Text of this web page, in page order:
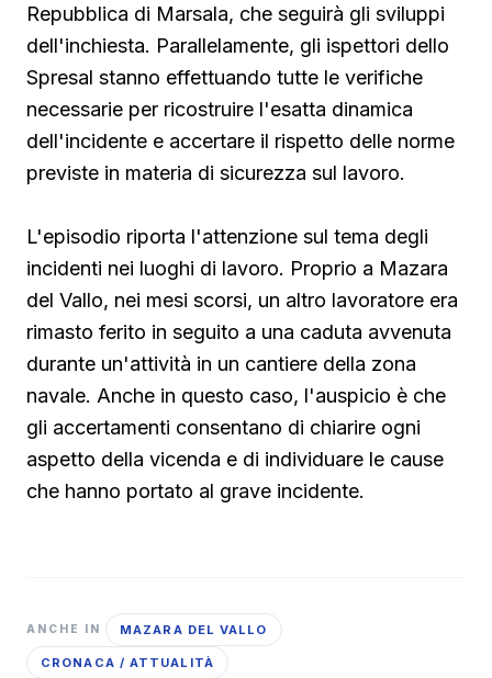
Repubblica di Marsala, che seguirà gli sviluppi
dell'inchiesta. Parallelamente, gli ispettori dello
Spresal stanno effettuando tutte le verifiche
necessarie per ricostruire l'esatta dinamica
dell'incidente e accertare il rispetto delle norme
previste in materia di sicurezza sul lavoro.
L'episodio riporta l'attenzione sul tema degli
incidenti nei luoghi di lavoro. Proprio a Mazara
del Vallo, nei mesi scorsi, un altro lavoratore era
rimasto ferito in seguito a una caduta avvenuta
durante un'attività in un cantiere della zona
navale. Anche in questo caso, l'auspicio è che
gli accertamenti consentano di chiarire ogni
aspetto della vicenda e di individuare le cause
che hanno portato al grave incidente.
ANCHE IN MAZARA DEL VALLO
CRONACA / ATTUALITÀ